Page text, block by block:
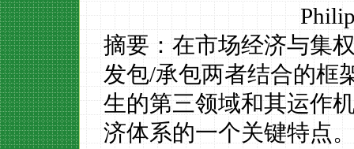
摘要：在市场经济与集
发包/承包两者结合的框
生的第三领域和其运作
济体系的一个关键特点